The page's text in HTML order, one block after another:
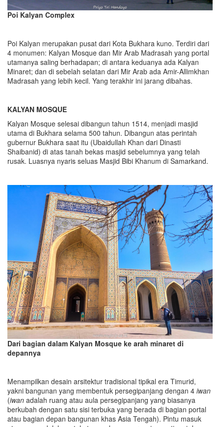
Poi Kalyan Complex
Poi Kalyan merupakan pusat dari Kota Bukhara kuno. Terdiri dari
4 monumen: Kalyan Mosque dan Mir Arab Madrasah yang portal
utamanya saling berhadapan; di antara keduanya ada Kalyan
Minaret; dan di sebelah selatan dari Mir Arab ada Amir-Allimkhan
Madrasah yang lebih kecil. Yang terakhir ini jarang dibahas.
KALYAN MOSQUE
Kalyan Mosque selesai dibangun tahun 1514, menjadi masjid
utama di Bukhara selama 500 tahun. Dibangun atas perintah
gubernur Bukhara saat itu (Ubaidullah Khan dari Dinasti
Shaibanid) di atas tanah bekas masjid sebelumnya yang telah
rusak. Luasnya nyaris seluas Masjid Bibi Khanum di Samarkand.
Dari bagian dalam Kalyan Mosque ke arah minaret di
depannya
Menampilkan desain arsitektur tradisional tipikal era Timurid,
yakni bangunan yang membentuk persegipanjang dengan 4 iwan
(iwan adalah ruang atau aula persegipanjang yang biasanya
berkubah dengan satu sisi terbuka yang berada di bagian portal
atau bagian depan bangunan khas Asia Tengah). Pintu masuk